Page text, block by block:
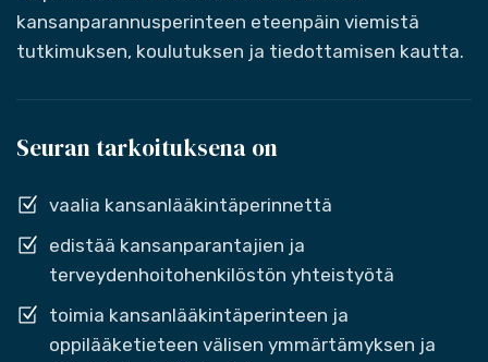
kansanparannusperinteen eteenpäin viemistä
tutkimuksen, koulutuksen ja tiedottamisen kautta.
Seuran tarkoituksena on
vaalia kansanlääkintäperinnettä
edistää kansanparantajien ja
terveydenhoitohenkilöstön yhteistyötä
toimia kansanlääkintäperinteen ja
oppilääketieteen välisen ymmärtämyksen ja